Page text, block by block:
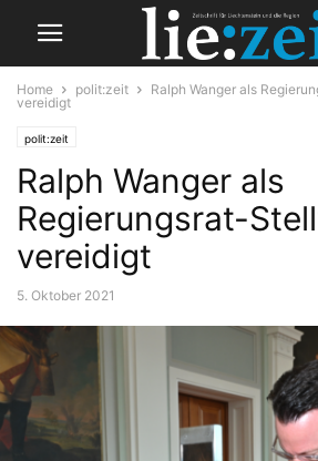
Home polit:zeit
Ralph Wanger als
vereidigt
polit:zeit
Ralph Wanger als
Regierungsrat-
vereidigt
5. Oktober 2021